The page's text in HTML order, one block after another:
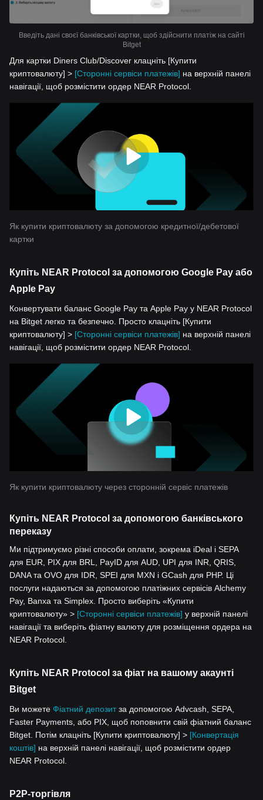
Введіть дані своєї банківської картки, щоб здійснити платіж на сайті
Bitget
Для картки Diners Club/Discover клацніть [Купити
криптовалюту] > [Сторонні сервіси платежів] на верхній панелі
навігації, щоб розмістити ордер NEAR Protocol.
Як купити криптовалюту за допомогою кредитної/дебетової
картки
Купіть NEAR Protocol за допомогою Google Pay або
Apple Pay
Конвертувати баланс Google Pay та Apple Pay у NEAR Protocol
на Bitget легко та безпечно. Просто клацніть [Купити
криптовалюту] > [Сторонні сервіси платежів] на верхній панелі
навігації, щоб розмістити ордер NEAR Protocol.
Як купити криптовалюту через сторонній сервіс платежів
Купіть NEAR Protocol за допомогою банківського
переказу
Ми підтримуємо різні способи оплати, зокрема iDeal і SEPA
для EUR, PIX для BRL, PayID для AUD, UPI для INR, QRIS,
DANA та OVO для IDR, SPEI для MXN і GCash для PHP. Ці
послуги надаються за допомогою платіжних сервісів Alchemy
Pay, Banxa та Simplex. Просто виберіть «Купити
криптовалюту» > [Сторонні сервіси платежів] у верхній панелі
навігації та виберіть фіатну валюту для розміщення ордера на
NEAR Protocol.
Купіть NEAR Protocol за фіат на вашому акаунті
Bitget
Ви можете Фіатний депозитза допомогою Advcash, SEPA,
Faster Payments, або PIX, щоб поповнити свій фіатний баланс
Bitget. Потім клацніть [Купити криптовалюту] > [Конвертація
коштів] на верхній панелі навігації, щоб розмістити ордер
NEAR Protocol.
P2P-торгівля